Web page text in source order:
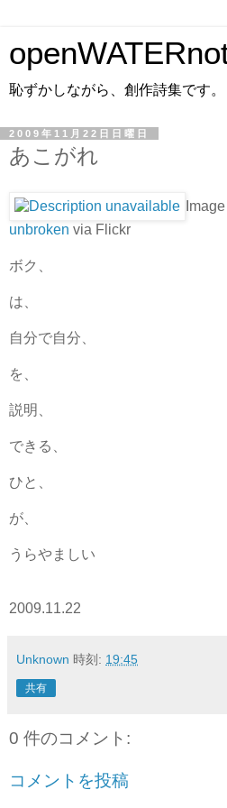
恥ずかしながら、創作詩集です。
2009年11月22日日曜日
あこがれ
unbroken via Flickr
ボク、
は、
自分で自分、
を、
説明、
できる、
ひと、
が、
うらやましい
2009.11.22
Unknown 時刻: 19:45
共有
0 件のコメント:
コメントを投稿